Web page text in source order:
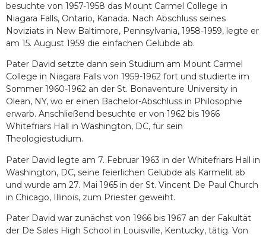
besuchte von 1957-1958 das Mount Carmel College in
Niagara Falls, Ontario, Kanada. Nach Abschluss seines
Noviziats in New Baltimore, Pennsylvania, 1958-1959, legte er
am 15. August 1959 die einfachen Gelübde ab.
Pater David setzte dann sein Studium am Mount Carmel
College in Niagara Falls von 1959-1962 fort und studierte im
Sommer 1960-1962 an der St. Bonaventure University in
Olean, NY, wo er einen Bachelor-Abschluss in Philosophie
erwarb. Anschließend besuchte er von 1962 bis 1966
Whitefriars Hall in Washington, DC, für sein
Theologiestudium.
Pater David legte am 7. Februar 1963 in der Whitefriars Hall in
Washington, DC, seine feierlichen Gelübde als Karmelit ab
und wurde am 27. Mai 1965 in der St. Vincent De Paul Church
in Chicago, Illinois, zum Priester geweiht.
Pater David war zunächst von 1966 bis 1967 an der Fakultät
der De Sales High School in Louisville, Kentucky, tätig. Von